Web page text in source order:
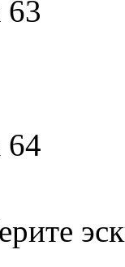
63
64